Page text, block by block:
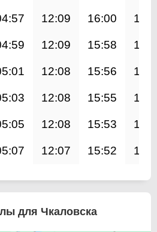
12:09 16:00
12:09 15:58
12:08 15:56
12:08 15:55
12:08 15:53
12:07 15:52
для Чкаловска